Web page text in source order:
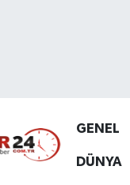
GENEL
DÜNYA